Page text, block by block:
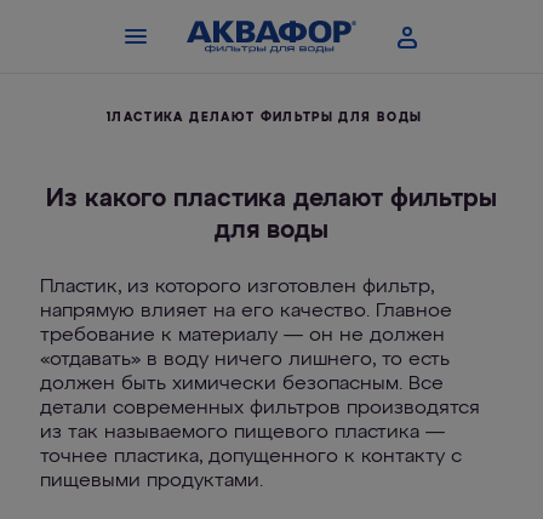
ИЗ КАКОГО ПЛАСТИКА ДЕЛАЮТ ФИЛЬТРЫ ДЛЯ ВОДЫ
Из какого пластика делают фильтры
для воды
Пластик, из которого изготовлен фильтр,
напрямую влияет на его качество. Главное
требование к материалу — он не должен
«отдавать» в воду ничего лишнего, то есть
должен быть химически безопасным. Все
детали современных фильтров производятся
из так называемого пищевого пластика —
точнее пластика, допущенного к контакту с
пищевыми продуктами.